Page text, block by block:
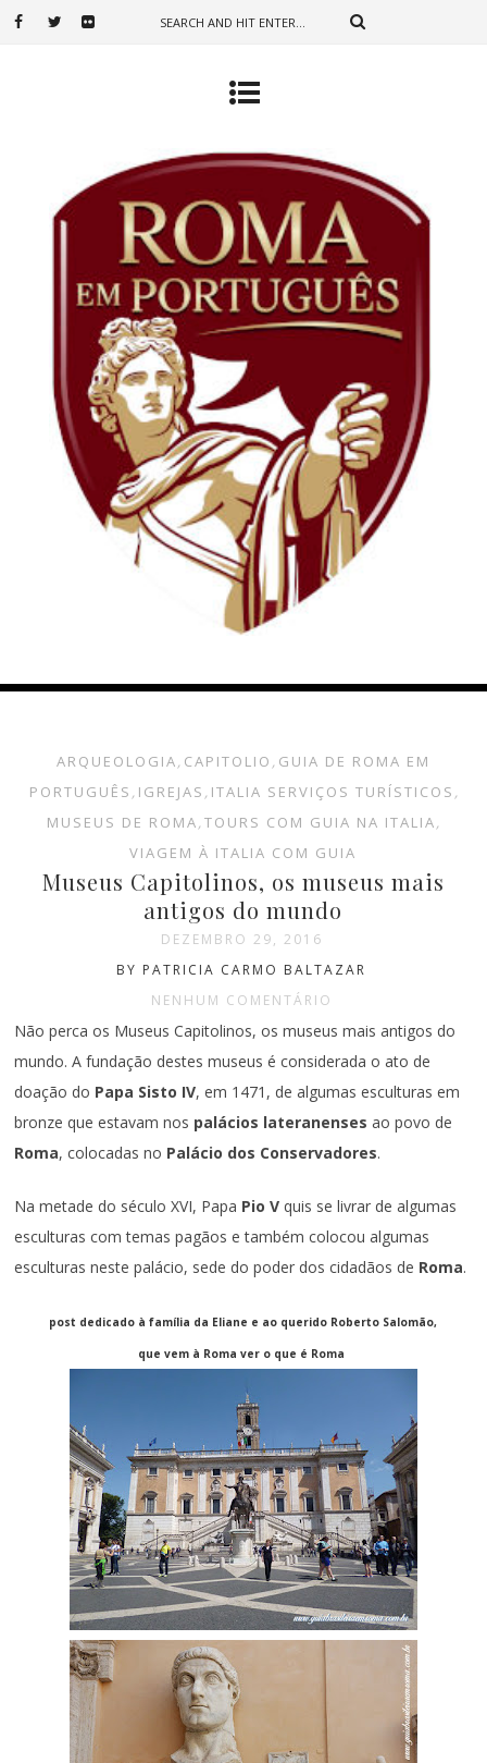
ARQUEOLOGIA, CAPITOLIO , GUIA DE ROMA EM
PORTUGUÊS , IGREJAS , ITALIA SERVIÇOS TURÍSTICOS ,
MUSEUS DE ROMA,TOURS COM GUIA NA ITALIA,
VIAGEM À ITALIA COM GUIA
Museus Capitolinos, os museus mais
antigos do mundo
DEZEMBRO 29, 2016
BY PATRICIA CARMO BALTAZAR
NENHUM COMENTÁRIO
Não perca os Museus Capitolinos, os museus mais antigos do
mundo. A fundação destes museus é considerada o ato de
doação do Papa Sisto IV, em 1471, de algumas esculturas em
bronze que estavam nos palácios lateranenses ao povo de
Roma, colocadas no Palácio dos Conservadores.
Na metade do século XVI, Papa Pio V quis se livrar de algumas
esculturas com temas pagãos e também colocou algumas
esculturas neste palácio, sede do poder dos cidadãos de Roma.
post dedicado à família da Eliane e ao querido Roberto Salomão,
que vem à Roma ver o que é Roma